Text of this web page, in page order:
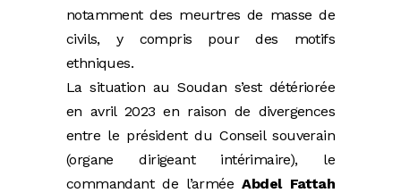
notamment des meurtres de masse de
civils, y compris pour des motifs
ethniques.
La situation au Soudan s’est détériorée
en avril 2023 en raison de divergences
entre le président du Conseil souverain
(organe dirigeant intérimaire), le
commandant de l’arméeAbdel Fattah